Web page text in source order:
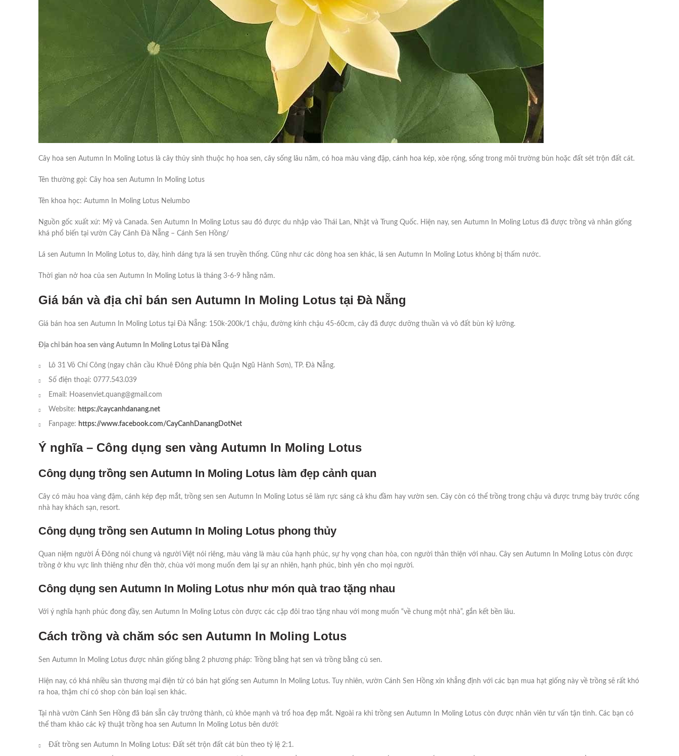
Cây hoa sen Autumn In Moling Lotus là cây thủy sinh thuộc họ hoa sen, cây sống lâu năm, có hoa màu vàng đập, cánh hoa kép, xòe rộng, sống trong môi trường bùn hoặc đất sét trộn đất cát.
Tên thường gọi: Cây hoa sen Autumn In Moling Lotus
Tên khoa học: Autumn In Moling Lotus Nelumbo
Nguồn gốc xuất xứ: Mỹ và Canada. Sen Autumn In Moling Lotus sau đó được du nhập vào Thái Lan, Nhật và Trung Quốc. Hiện nay, sen Autumn In Moling Lotus đã được trồng và nhân giống
khá phổ biến tại vườn Cây Cảnh Đà Nẵng – Cánh Sen Hồng/
Lá sen Autumn In Moling Lotus to, dày, hình dáng tựa lá sen truyền thống. Cũng như các dòng hoa sen khác, lá sen Autumn In Moling Lotus không bị thấm nước.
Thời gian nở hoa của sen Autumn In Moling Lotus là tháng 3-6-9 hằng năm.
Giá bán và địa chỉ bán sen Autumn In Moling Lotus tại Đà Nẵng
Giá bán hoa sen Autumn In Moling Lotus tại Đà Nẵng: 150k-200k/1 chậu, đường kính chậu 45-60cm, cây đã được dưỡng thuần và vô đất bùn kỹ lưỡng.
Địa chỉ bán hoa sen vàng Autumn In Moling Lotus tại Đà Nẵng
Lô 31 Võ Chí Công (ngay chân cầu Khuê Đông phía bên Quận Ngũ Hành Sơn), TP. Đà Nẵng.
Số điện thoại: 0777.543.039
Email: Hoasenviet.quang@gmail.com
Website: https://caycanhdanang.net
Fanpage: https://www.facebook.com/CayCanhDanangDotNet
Ý nghĩa – Công dụng sen vàng Autumn In Moling Lotus
Công dụng trồng sen Autumn In Moling Lotus làm đẹp cảnh quan
Cây có màu hoa vàng đậm, cánh kép đẹp mắt, trồng sen sen Autumn In Moling Lotus sẽ làm rực sáng cả khu đầm hay vườn sen. Cây còn có thể trồng trong chậu và được trưng bày trước cổng
nhà hay khách sạn, resort.
Công dụng trồng sen Autumn In Moling Lotus phong thủy
Quan niệm người Á Đông nói chung và người Việt nói riêng, màu vàng là màu của hạnh phúc, sự hy vọng chan hòa, con người thân thiện với nhau. Cây sen Autumn In Moling Lotus còn được
trồng ở khu vực linh thiêng như đền thờ, chùa với mong muốn đem lại sự an nhiên, hạnh phúc, bình yên cho mọi người.
Công dụng sen Autumn In Moling Lotus như món quà trao tặng nhau
Với ý nghĩa hạnh phúc đong đầy, sen Autumn In Moling Lotus còn được các cặp đôi trao tặng nhau với mong muốn “về chung một nhà”, gắn kết bền lâu.
Cách trồng và chăm sóc sen Autumn In Moling Lotus
Sen Autumn In Moling Lotus được nhân giống bằng 2 phương pháp: Trồng bằng hạt sen và trồng bằng củ sen.
Hiện nay, có khá nhiều sàn thương mại điện tử có bán hạt giống sen Autumn In Moling Lotus. Tuy nhiên, vườn Cánh Sen Hồng xin khẳng định với các bạn mua hạt giống này về trồng sẽ rất khó
ra hoa, thậm chí có shop còn bán loại sen khác.
Tại nhà vườn Cánh Sen Hồng đã bán sẵn cây trưởng thành, củ khỏe mạnh và trổ hoa đẹp mắt. Ngoài ra khi trồng sen Autumn In Moling Lotus còn được nhân viên tư vấn tận tình. Các bạn có
thể tham khảo các kỹ thuật trồng hoa sen Autumn In Moling Lotus bên dưới:
Đất trồng sen Autumn In Moling Lotus: Đất sét trộn đất cát bùn theo tỷ lệ 2:1.